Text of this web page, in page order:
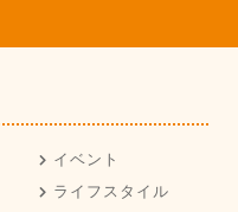
イベント
ライフスタイル